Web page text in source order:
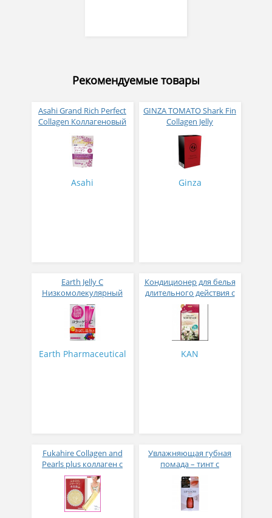
Рекомендуемые товары
Asahi Grand Rich Perfect
Collagen Коллагеновый
плацентой и
изофлавонами сои 228
гр
Asahi
GINZA TOMATO Shark Fin
Collagen Jelly
Коллагеновое желе из
плавников голубой
акулы со вкусом манго
№ 14
Ginza
Earth Jelly C
Низкомолекулярный
рыбный коллаген с
витамином С и 5
активных компонентов
с ягодным вкусом 8 гр
Earth Pharmaceutical
Кондиционер для белья
длительного действия с
аромакапсулами с
экзотическим ароматом
500 мл
KAN
Fukahire Collagen and
Pearls plus коллаген с
жемчужным порошком
№ 30
Увлажняющая губная
помада – тинт с
аппликатором KOJI,
Красно-оранжевый